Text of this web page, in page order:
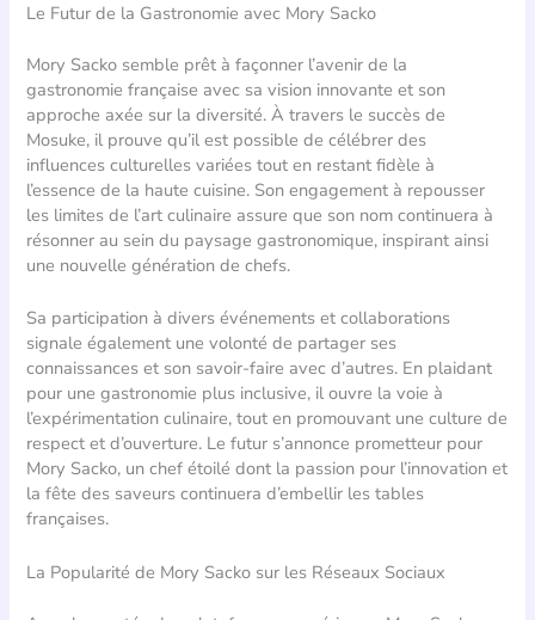
Le Futur de la Gastronomie avec Mory Sacko
Mory Sacko semble prêt à façonner l’avenir de la
gastronomie française avec sa vision innovante et son
approche axée sur la diversité. À travers le succès de
Mosuke, il prouve qu’il est possible de célébrer des
influences culturelles variées tout en restant fidèle à
l’essence de la haute cuisine. Son engagement à repousser
les limites de l’art culinaire assure que son nom continuera à
résonner au sein du paysage gastronomique, inspirant ainsi
une nouvelle génération de chefs.
Sa participation à divers événements et collaborations
signale également une volonté de partager ses
connaissances et son savoir-faire avec d’autres. En plaidant
pour une gastronomie plus inclusive, il ouvre la voie à
l’expérimentation culinaire, tout en promouvant une culture de
respect et d’ouverture. Le futur s’annonce prometteur pour
Mory Sacko, un chef étoilé dont la passion pour l’innovation et
la fête des saveurs continuera d’embellir les tables
françaises.
La Popularité de Mory Sacko sur les Réseaux Sociaux